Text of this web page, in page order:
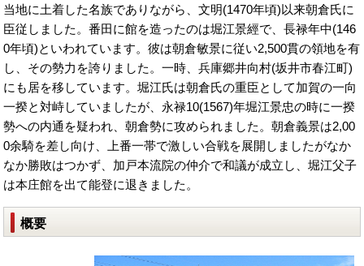
当地に土着した名族でありながら、文明(1470年頃)以来朝倉氏に
臣従しました。番田に館を造ったのは堀江景經で、長禄年中(146
0年頃)といわれています。彼は朝倉敏景に従い2,500貫の領地を有
し、その勢力を誇りました。一時、兵庫郷井向村(坂井市春江町)
にも居を移しています。堀江氏は朝倉氏の重臣として加賀の一向
一揆と対峙していましたが、永禄10(1567)年堀江景忠の時に一揆
勢への内通を疑われ、朝倉勢に攻められました。朝倉義景は2,00
0余騎を差し向け、上番一帯で激しい合戦を展開しましたがなか
なか勝敗はつかず、加戸本流院の仲介で和議が成立し、堀江父子
は本庄館を出て能登に退きました。
概要